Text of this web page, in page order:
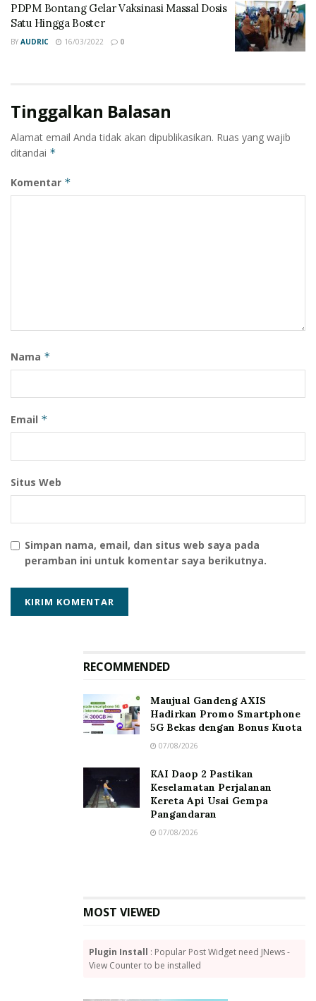
PDPM Bontang Gelar Vaksinasi Massal Dosis
Satu Hingga Boster
BY AUDRIC 16/03/2022 0
Tinggalkan Balasan
Alamat email Anda tidak akan dipublikasikan. Ruas yang wajib
ditandai *
Komentar *
Nama *
Email *
Situs Web
Simpan nama, email, dan situs web saya pada
peramban ini untuk komentar saya berikutnya.
RECOMMENDED
Maujual Gandeng AXIS
Hadirkan Promo Smartphone
5G Bekas dengan Bonus Kuota
07/08/2026
KAI Daop 2 Pastikan
Keselamatan Perjalanan
Kereta Api Usai Gempa
Pangandaran
07/08/2026
MOST VIEWED
Plugin Install : Popular Post Widget need JNews -
View Counter to be installed